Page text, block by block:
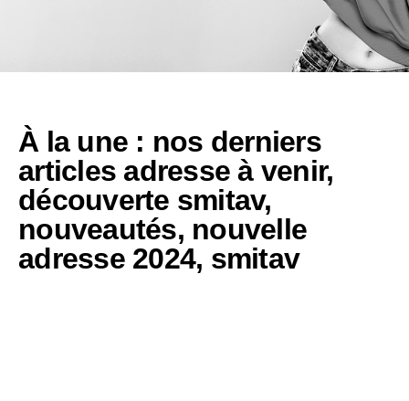
À la une : nos derniers
articles adresse à venir,
découverte smitav,
nouveautés, nouvelle
adresse 2024, smitav